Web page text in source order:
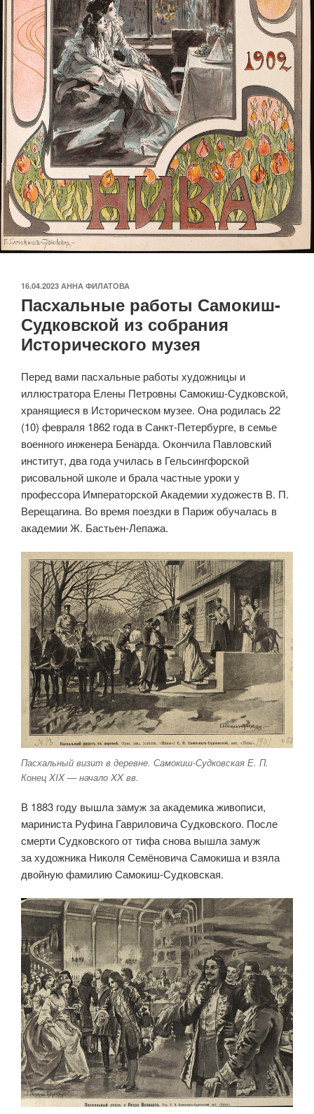
ОПУБЛИКОВАНО
16.04.2023 АННА ФИЛАТОВА
Пасхальные работы Самокиш-
Судковской из собрания
Исторического музея
Перед вами пасхальные работы художницы и
иллюстратора Елены Петровны Самокиш-Судковской,
хранящиеся в Историческом музее. Она родилась 22
(10) февраля 1862 года в Санкт-Петербурге, в семье
военного инженера Бенарда. Окончила Павловский
институт, два года училась в Гельсингфорской
рисовальной школе и брала частные уроки у
профессора Императорской Академии художеств В. П.
Верещагина. Во время поездки в Париж обучалась в
академии Ж. Бастьен-Лепажа.
Пасхальный визит в деревне. Самокиш-Судковская Е. П.
Конец XIX — начало XX вв.
В 1883 году вышла замуж за академика живописи,
мариниста Руфина Гавриловича Судковского. После
смерти Судковского от тифа снова вышла замуж
за художника Николя Семёновича Самокиша и взяла
двойную фамилию Самокиш-Судковская.